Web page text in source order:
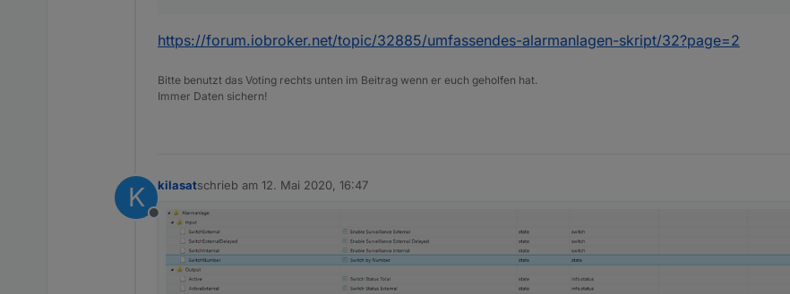
https://forum.iobroker.net/topic/32885/umfassendes-alarmanlagen-skript/32?page=2
Bitte benutzt das Voting rechts unten im Beitrag wenn er euch geholfen hat.
Immer Daten sichern!
K
Offline
kilasatschrieb am 12. Mai 2020, 16:47
zuletzt editiert von